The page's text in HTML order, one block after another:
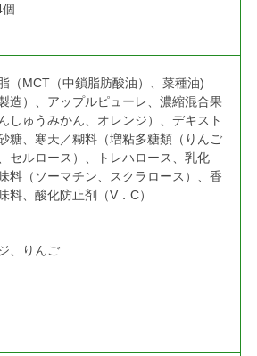
（MCT（中鎖脂肪酸油）、菜種油)
製造）、アップルピューレ、濃縮混合果
しゅうみかん、オレンジ）、デキスト
糖、寒天／糊料（増粘多糖類（りんご
セルロース）、トレハロース、乳化
料（ソーマチン、スクラロース）、香
料、酸化防止剤（V．C）
、りんご